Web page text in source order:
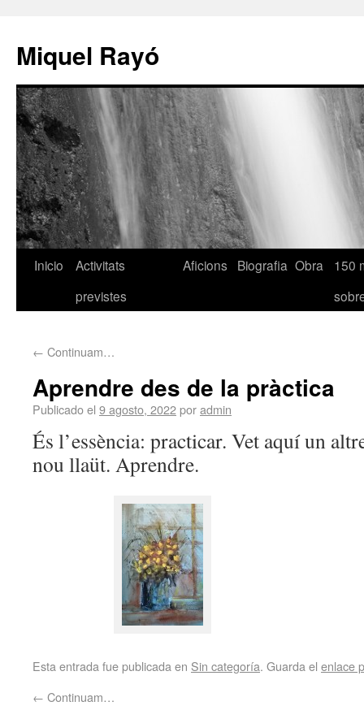
Miquel Rayó
Inicio
Activitats
previstes
Aficions Biografia Obra
150
← Continuam…
Aprendre des de la pràctica
Publicado el 9 agosto, 2022poradmin
És l’essència: practicar. Vet aquí un
nou llaüt. Aprendre.
Esta entrada fue publicada en Sin categoría. Guarda el enlace
← Continuam…